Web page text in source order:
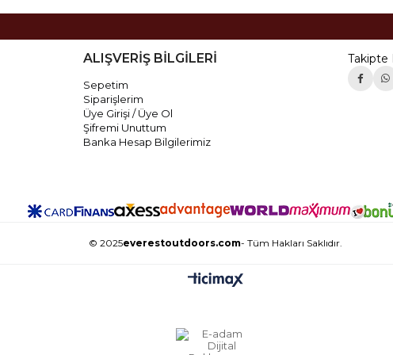
ALIŞVERİŞ BİLGİLERİ
Sepetim
Siparişlerim
Üye Girişi / Üye Ol
Şifremi Unuttum
Banka Hesap Bilgilerimiz
Takipte
© 2025everestoutdoors.com- Tüm Hakları Saklıdır.